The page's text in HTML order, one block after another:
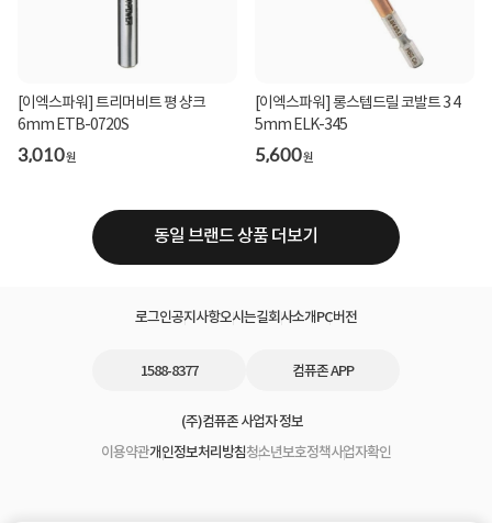
[이엑스파워] 트리머비트 평 샹크
6mm ETB-0720S
3,010원
[이엑스파워] 롱스텝드릴 코발트 3 4
5mm ELK-345
5,600원
동일 브랜드 상품 더보기
로그인공지사항오시는길회사소개PC버전
1588-8377 컴퓨존 APP
(주)컴퓨존 사업자 정보
이용약관개인정보처리방침청소년보호정책사업자확인